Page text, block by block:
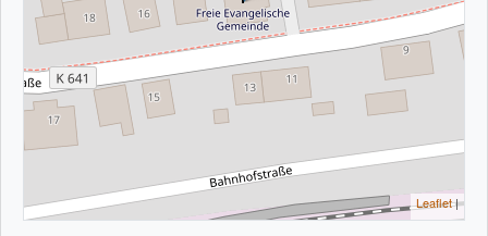
Leaflet|